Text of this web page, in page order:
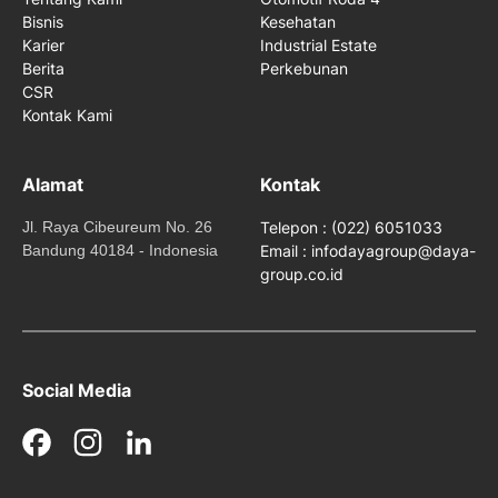
Bisnis
Karier
Berita
CSR
Kontak Kami
Kesehatan
Industrial Estate
Perkebunan
Alamat
Jl. Raya Cibeureum No. 26
Bandung 40184 - Indonesia
Kontak
Telepon : (022) 6051033
Email : infodayagroup@daya-
group.co.id
Social Media
FacebookInstagram